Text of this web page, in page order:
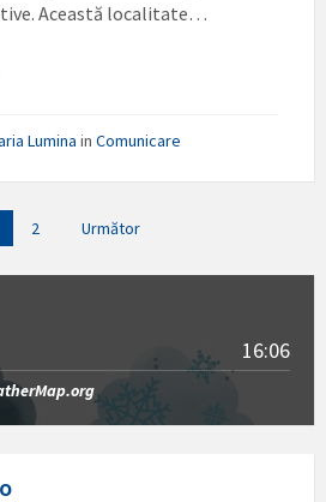
Această localitate…
Lumina in Comunicare
2 Următor
16:06